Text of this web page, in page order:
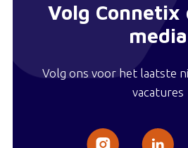
Volg Connetix
media
Volg ons voor het laatste
vacatures